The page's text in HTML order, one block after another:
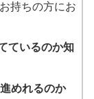
持ちの方にお
ているのか知
めれるのか